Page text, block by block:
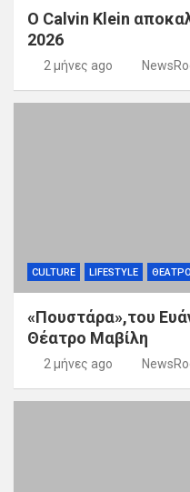
Ο Calvin Klein
2026
2 μήνες ago
CULTURE LIFESTYLE ΘΕΑΤΡΟ
«Πουστάρα»,του
Θέατρο Μαβίλη
2 μήνες ago